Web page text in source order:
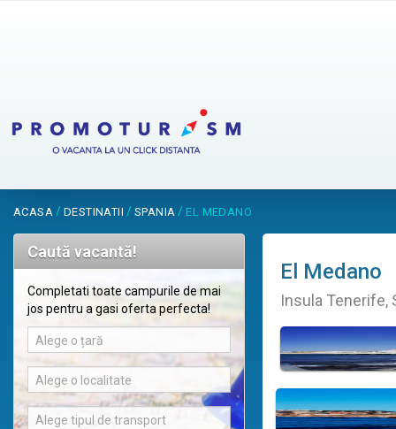
ACASA / DESTINATII / SPANIA / EL MEDANO
Caută vacantă!
Completati toate campurile de mai
jos pentru a gasi oferta perfecta!
Alege o țară
Alege o localitate
Alege tipul de transport
El Medano
Insula Tenerife,